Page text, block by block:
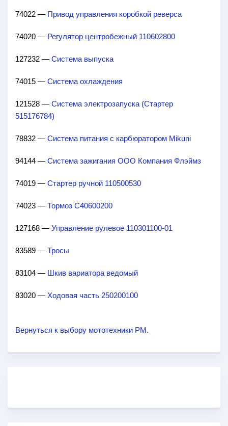
74022 — Привод управления коробкой реверса
74020 — Регулятор центробежный 110602800
127232 — Система выпуска
74015 — Система охлаждения
121528 — Система электрозапуска (Стартер
515176784)
78832 — Система питания с карбюратором Mikuni
94144 — Система зажигания ООО Компания Флэймз
74019 — Стартер ручной 110500530
74023 — Тормоз С40600200
127168 — Управление рулевое 110301100-01
83589 — Тросы
83104 — Шкив вариатора ведомый
83020 — Ходовая часть 250200100
Вернуться к выбору мототехники РМ.